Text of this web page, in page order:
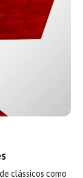
clássicos como